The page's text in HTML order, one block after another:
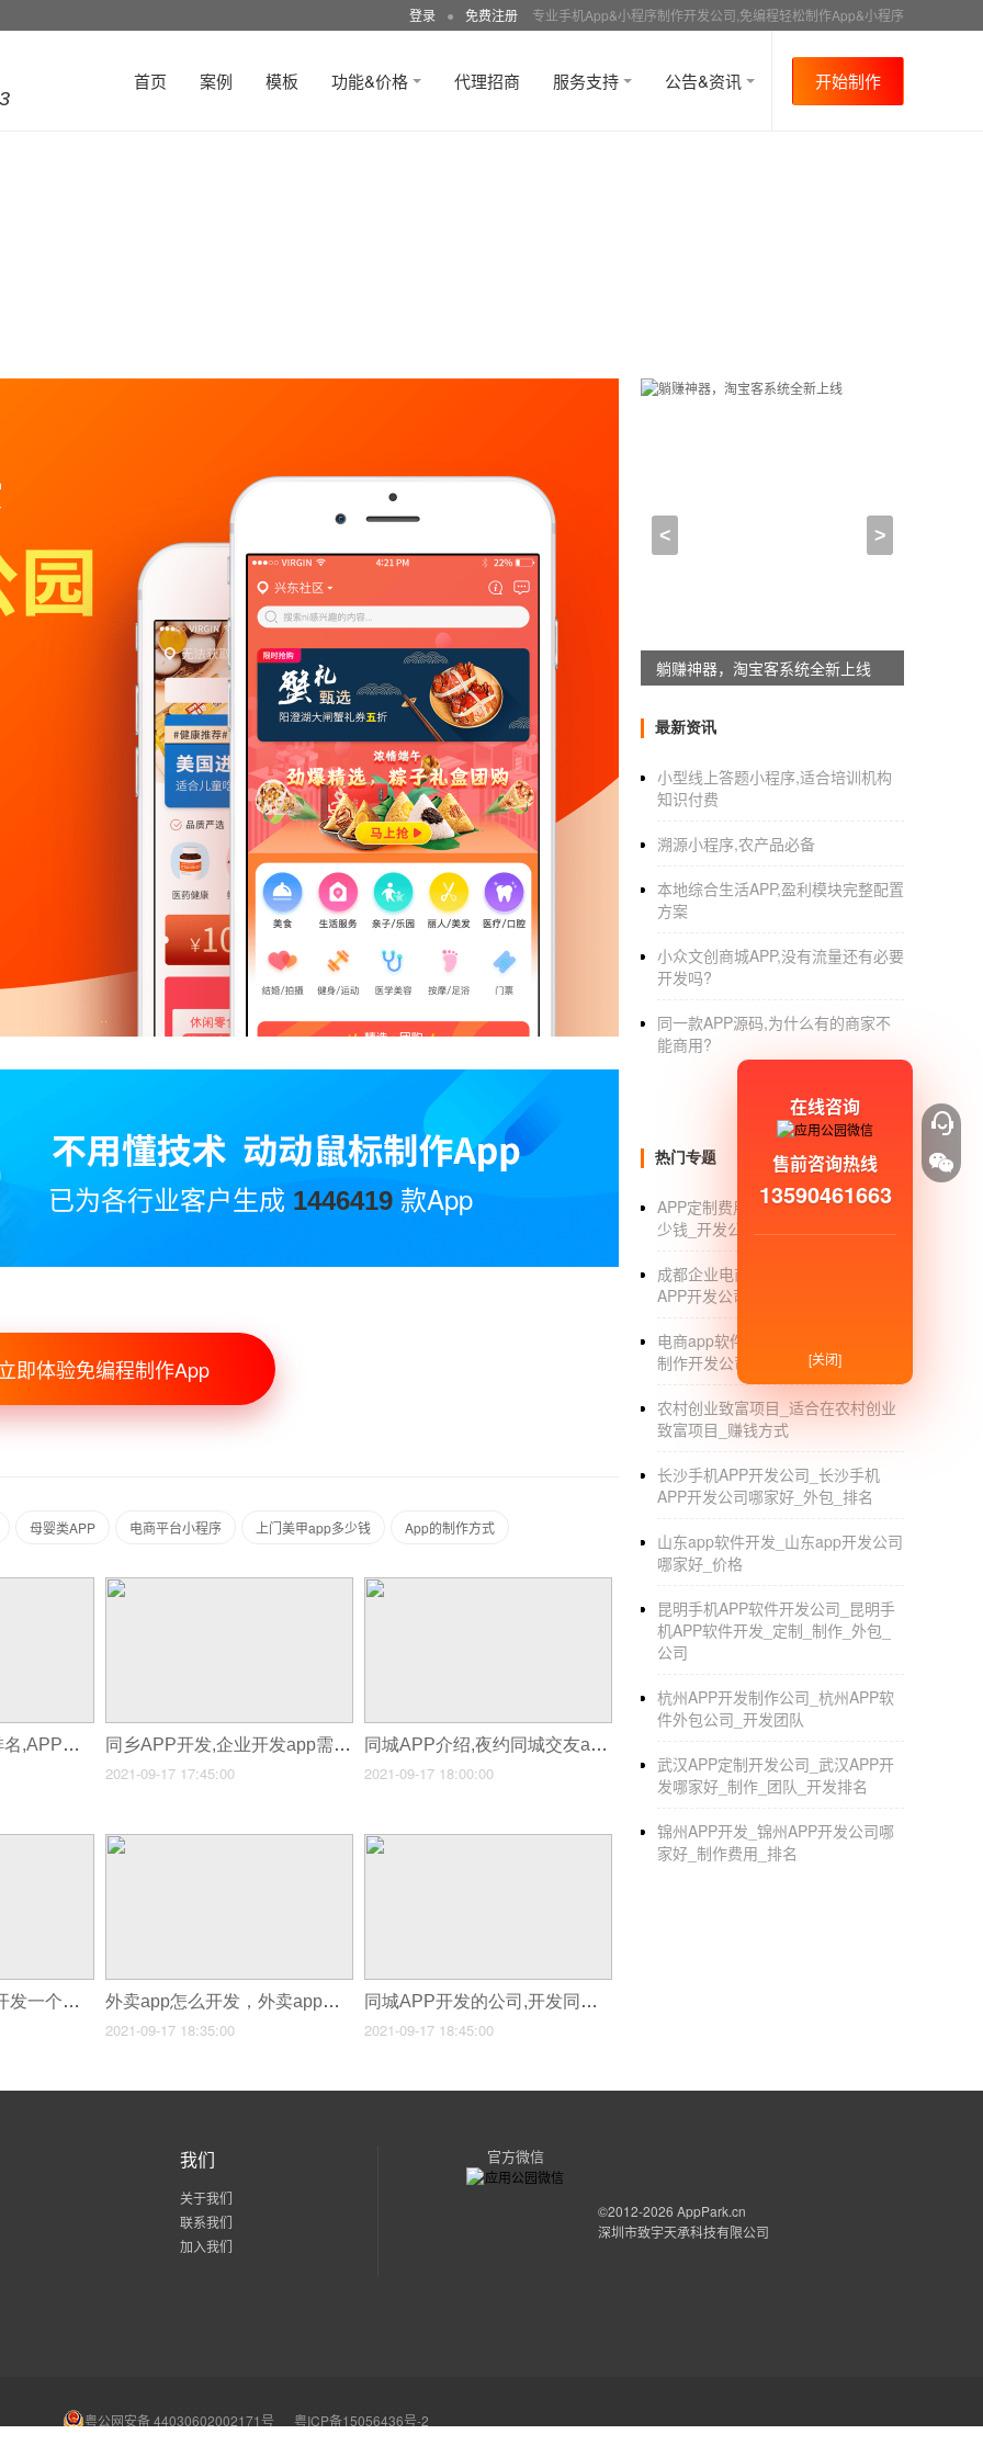
登录 ● 免费注册 专业手机App&小程序制作开发公司,免编程轻松制作App&小程序
首页 案例 模板 功能&价格 代理招商 服务支持 公告&资讯 开始制作
2021-10-17 07:30:00
美妆购物app是网购省钱的利器！类似美国
华娟云开发app系统
送特色产品，让用户每天都有更好的选择。
手，购物享受舒适。所有商品都是网上专业
卷云类似于app优势之美：
有利！
3.学习新的赚钱方法。下载应用搜索优惠券
的用户，以后你买了货就有提成。
4.你不需要囤积、出售、交付或出售。轻松赚
卷云做的事情和访问app开发类似，原理是
券来自淘宝天猫商家。为了吸引更多的线下
淘宝客APP开发需要哪些功能
随着互联网的蓬勃发展，现在电商的这个行
和排队等不必要的步骤，可以直接送货上门
电商也是如此，电商，有一个样板淘宝客，
肖告诉你。
1.优惠券的收集
说到淘宝客，人们的为数不多印象就是打折
为用户省钱。所以，当我们在一个像开发，
论购买哪个电商平台，都可以在我们的APP
2.商品展示
图、电商平台原价、优惠券的价格、收到优
直接跳转到电商平台的收款凭证页面。
3.新用户优势
正常情况下，淘宝客APP会有新的用户福利
惠券，并邀请好友免费享用等。这个功能在
现在几乎每个APP都有这样的功能，可以有
已为各行业客户生成 1446419 款App
即体验免编程制作App
母婴类APP 电商平台小程序 上门美甲app多少钱 App的制作方式
合肥软件开发公司排名,APP开发工具排行 同乡APP开发,企业开发app需要因素
2021-09-17 17:45:00
同城APP介绍,夜约同城交友app开发
2021-09-17 18:00:00
同城APP发展前景,开发一个同城五金APP 外卖app怎么开发，外卖app开发流程
2021-09-17 18:35:00
同城APP开发的公司,开发同城app怎么样
2021-09-17 18:45:00
< >
躺赚神器，淘宝客系统全新上线
最新资讯
小型线上答题小程序,适合培训机构
知识付费
溯源小程序,农产品必备
本地综合生活APP,盈利模块完整配置
方案
小众文创商城APP,没有流量还有必要
开发吗?
同一款APP源码,为什么有的商家不
能商用?
热门专题
APP定制费用_移动APP定制开发多
少钱_开发公司
成都企业电商APP开发_成都电商
APP开发公司怎么选_流程
电商app软件制作开发_电商app软件
制作开发公司_价格
农村创业致富项目_适合在农村创业
致富项目_赚钱方式
长沙手机APP开发公司_长沙手机
APP开发公司哪家好_外包_排名
山东app软件开发_山东app开发公司
哪家好_价格
昆明手机APP软件开发公司_昆明手
机APP软件开发_定制_制作_外包_
公司
杭州APP开发制作公司_杭州APP软
件外包公司_开发团队
武汉APP定制开发公司_武汉APP开
发哪家好_制作_团队_开发排名
锦州APP开发_锦州APP开发公司哪
家好_制作费用_排名
我们
关于我们
联系我们
加入我们
官方微信
©2012-2026 AppPark.cn
深圳市致宇天承科技有限公司
粤公网安备 44030602002171号 粤ICP备15056436号-2
在线咨询
售前咨询热线
13590461663
[关闭]